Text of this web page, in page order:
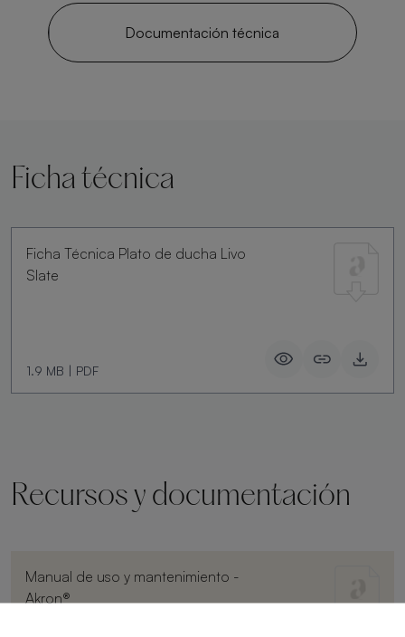
Documentación técnica
Ficha técnica
Ficha Técnica Plato de ducha Livo
Slate
1.9 MB | PDF
Recursos y documentación
Manual de uso y mantenimiento -
Akron®